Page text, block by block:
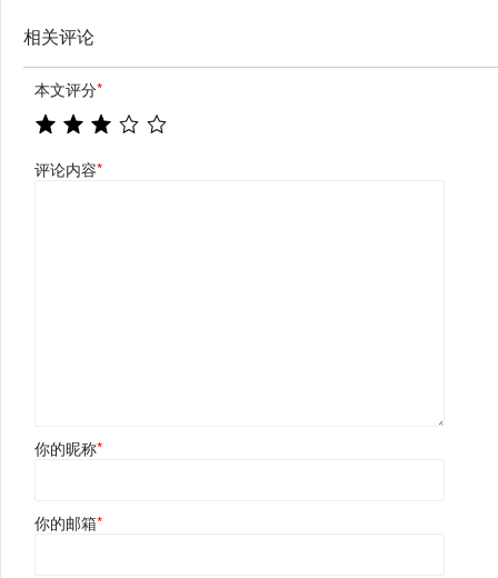
相关评论
本文评分*
评论内容*
你的昵称*
你的邮箱*